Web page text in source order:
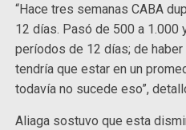
“Hace tres semanas CABA
12 días. Pasó de 500 a 1.000
períodos de 12 días; de
tendría que estar en un
todavía no sucede eso”,
Aliaga sostuvo que esta